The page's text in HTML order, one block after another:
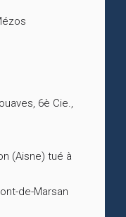
6è Cie.,
(Aisne) tué à
de-Marsan